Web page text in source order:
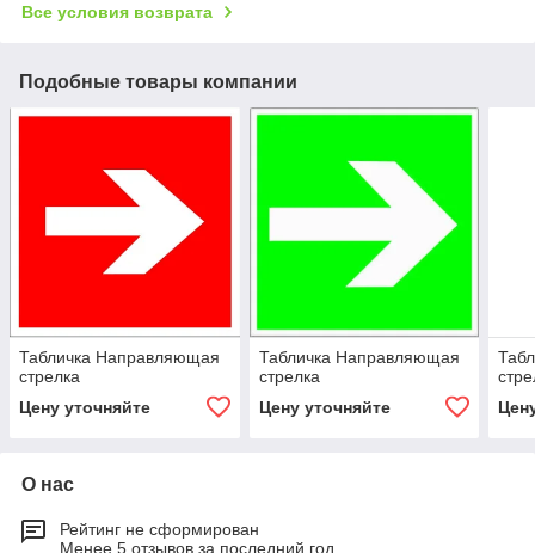
Все условия возврата
Подобные товары компании
Табличка Направляющая
стрелка
Цену уточняйте
Табличка Направляющая
стрелка
Цену уточняйте
О нас
Рейтинг не сформирован
Менее 5 отзывов за последний год